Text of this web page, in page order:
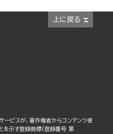
上に戻る
ービスが、著作権者からコンテンツ使
を示す登録商標(登録番号 第